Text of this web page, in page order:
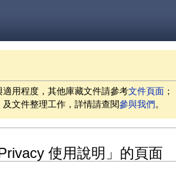
用程度，其他庫藏文件請參考文件頁面 ；
文件整理工作，詳情請查閱參與我們。
使用說明」的頁面